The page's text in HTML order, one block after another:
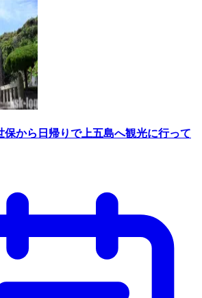
保から日帰りで上五島へ観光に行って